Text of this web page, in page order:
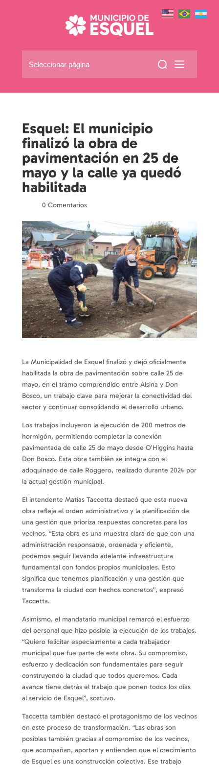
Seleccionar página
Esquel: El municipio
finalizó la obra de
pavimentación en 25 de
mayo y la calle ya quedó
habilitada
0 Comentarios
La Municipalidad de Esquel finalizó y dejó oficialmente
habilitada la obra de pavimentación sobre calle 25 de
mayo, en el tramo comprendido entre Alsina y Don
Bosco, un trabajo clave para mejorar la conectividad del
sector y continuar consolidando el desarrollo urbano.
Los trabajos incluyeron la ejecución de 200 metros de
hormigón, permitiendo completar la conexión
pavimentada de calle 25 de mayo desde O’Higgins hasta
Don Bosco. Esta obra también se integra con el
adoquinado de calle Roggero, realizado durante 2024 por
la actual gestión municipal.
El intendente Matías Taccetta destacó que esta nueva
obra refleja el orden administrativo y la planificación de
una gestión que prioriza respuestas concretas para los
vecinos. “Esta obra es una muestra clara de que con una
administración responsable, ordenada y eficiente,
podemos seguir llevando adelante infraestructura
fundamental con fondos propios municipales. Esto
significa que tenemos planificación y una gestión que
transforma la ciudad con hechos concretos”, expresó
Taccetta.
Asimismo, el mandatario municipal remarcó el esfuerzo
del personal que hizo posible la ejecución de los trabajos.
“Quiero felicitar especialmente a cada trabajador
municipal que fue parte de esta obra. Su compromiso,
esfuerzo y dedicación son fundamentales para seguir
construyendo la ciudad que todos queremos. Cada
avance tiene detrás el trabajo que ponen todos los días
al servicio de Esquel”, sostuvo.
Taccetta también destacó el protagonismo de los vecinos
en este proceso de transformación. “Las obras son
posibles también gracias al compromiso de los vecinos,
que acompañan, aportan y entienden que el crecimiento
de Esquel es una construcción colectiva. Ese trabajo